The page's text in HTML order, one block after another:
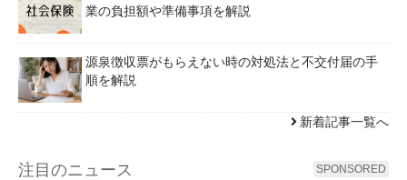
業の負担額や準備事項を解説
源泉徴収票がもらえない時の対処法と不交付届の手
順を解説
新着記事一覧へ
注目のニュース SPONSORED